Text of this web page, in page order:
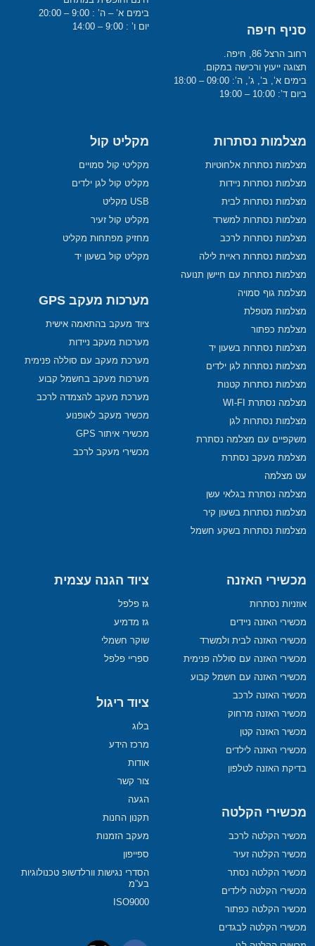
סניף חיפה
רחוב הרצל 86, חיפה.
תצוגה ייעוץ ורכישה במקום.
בימים א’, ב’, ג’, ה’: 09:00 – 18:00
ביום ד’: 10:00 – 19:00
בימים א’ – ה’ : 9:00 – 20:00
יום ו’ : 9:00 – 14:00
מצלמות נסתרות
מצלמות נסתרות אלחוטיות
מצלמות נסתרות ניידות
מצלמות נסתרות לבית
מצלמות נסתרות למשרד
מצלמות נסתרות לרכב
מצלמות נסתרות ראיית לילה
מצלמות נסתרות עם חיישן תנועה
מצלמת גוף סמויה
מצלמות מטפלת
מצלמת כפתור
מצלמות נסתרות בשעון יד
מצלמות נסתרות לגן ילדים
מצלמות נסתרות קטנות
מצלמה נסתרת WI-FI
מצלמות נסתרות לגן
משקפיים עם מצלמה נסתרת
מצלמת מעקב נסתרת
עט מצלמה
מצלמה נסתרת בגלאי עשן
מצלמות נסתרות בשעון קיר
מצלמות נסתרות בשקע חשמל
מקליט קול
מקליטי קול סמויים
מקליט קול לגן ילדים
USB מקליט
מקליט קול זעיר
מחזיק מפתחות מקליט
מקליט קול בשעון יד
מערכות מעקב GPS
ציוד מעקב בהתאמה אישית
מערכות מעקב ניידות
מערכת מעקב עם סוללה פנימית
מערכות מעקב בחשמל קבוע
מערכת מעקב להצמדה לרכב
מכשיר מעקב לאופנוע
מכשירי איתור GPS
מכשירי מעקב לרכב
מכשירי האזנה
אוזניות נסתרות
מכשירי האזנה ניידים
מכשירי האזנה לבית ולמשרד
מכשירי האזנה עם סוללה פנימית
מכשירי האזנה עם חשמל קבוע
מכשיר האזנה לרכב
מכשיר האזנה מרחוק
מכשיר האזנה קטן
מכשירי האזנה לילדים
בדיקת האזנה לטלפון
מכשירי הקלטה
מכשיר הקלטה לרכב
מכשיר הקלטה זעיר
מכשיר הקלטה נסתר
מכשירי הקלטה לילדים
מכשיר הקלטה כפתור
מכשירי הקלטה לבגדים
ציוד הגנה עצמית
גז פלפל
גז מדמיע
שוקר חשמלי
ספריי פלפל
ציוד ריגול
בלוג
מרכז הידע
אודות
צור קשר
הגעה
תקנון החנות
מעקב הזמנות
ספייפון
הסדרי נגישות וורלדשופ טכנולוגיות
בע”מ
ISO9000